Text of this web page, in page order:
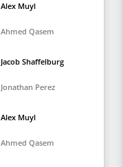
Alex Muyl
Ahmed Qasem
Jacob Shaffelburg
Jonathan Perez
Alex Muyl
Ahmed Qasem